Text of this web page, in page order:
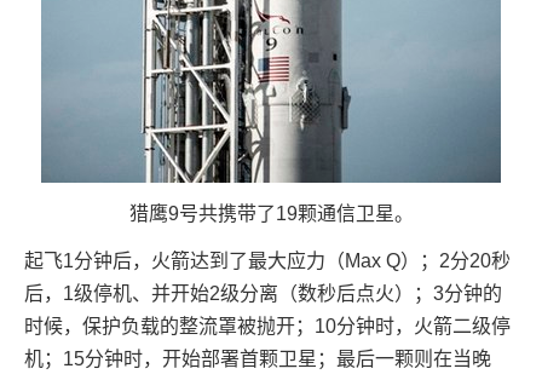
猎鹰9号共携带了19颗通信卫星。
起飞1分钟后，火箭达到了最大应力（Max Q）；2分20秒
后，1级停机、并开始2级分离（数秒后点火）；3分钟的
时候，保护负载的整流罩被抛开；10分钟时，火箭二级停
机；15分钟时，开始部署首颗卫星；最后一颗则在当晚